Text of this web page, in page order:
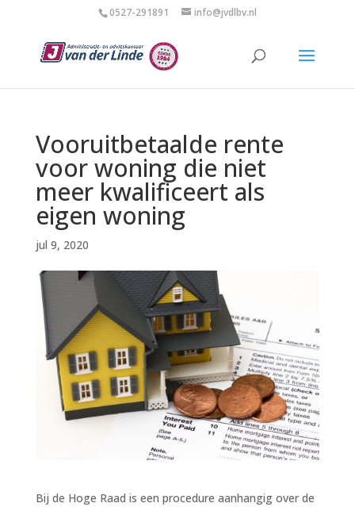
0527-291891 info@jvdlbv.nl
Vooruitbetaalde rente
voor woning die niet
meer kwalificeert als
eigen woning
jul 9, 2020
Bij de Hoge Raad is een procedure aanhangig over de